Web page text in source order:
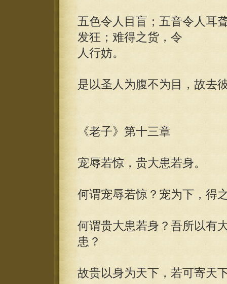
五色令人目盲；五音令人耳
发狂；难得之货，令
人行妨。
是以圣人为腹不为目，故去
《老子》第十三章
宠辱若惊，贵大患若身。
何谓宠辱若惊？宠为下，得
何谓贵大患若身？吾所以有
患？
故贵以身为天下，若可寄天